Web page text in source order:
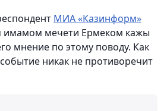
МИА «Казинформ»
имамом мечети Ермеком кажы
мнение по этому поводу. Как
никак не противоречит